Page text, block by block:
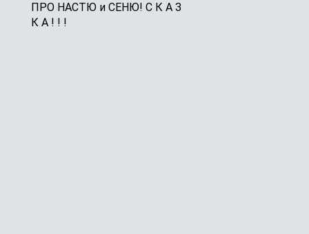
ПРО НАСТЮ и СЕНЮ! С К А З
К А ! ! !